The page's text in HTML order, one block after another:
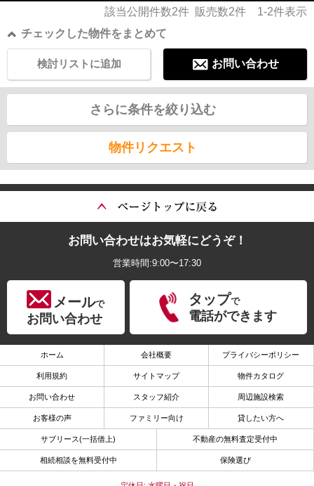
該当公開件数2件 販売数2件 1-2件表示
チェックした物件をまとめて
お問い合わせ
検討リストに追加
さらに条件を絞り込む
物件リクエスト
お問い合わせはお気軽にどうぞ！
営業時間:9:00〜17:30
メールで
お問い合わせ
タップで
電話ができます
ホーム 会社概要 プライバシーポリシー
利用規約 サイトマップ 物件カタログ
お問い合わせ スタッフ紹介 周辺施設検索
お客様の声 ファミリー向け 貸したい方へ
サブリース(一括借上) 不動産の無料査定受付中
相続相談を無料受付中 保険選び